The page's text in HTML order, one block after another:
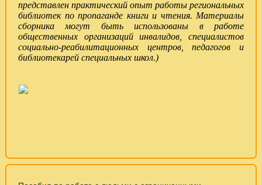
представлен практический опыт работы региональных
библиотек по пропаганде книги и чтения. Материалы
сборника могут быть использованы в работе
общественных организаций инвалидов, специалистов
социально-реабилитационных центров, педагогов и
библиотекарей специальных школ.)